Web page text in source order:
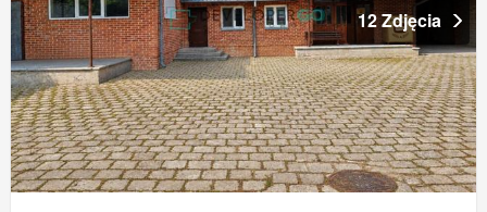
12 Zdjęcia